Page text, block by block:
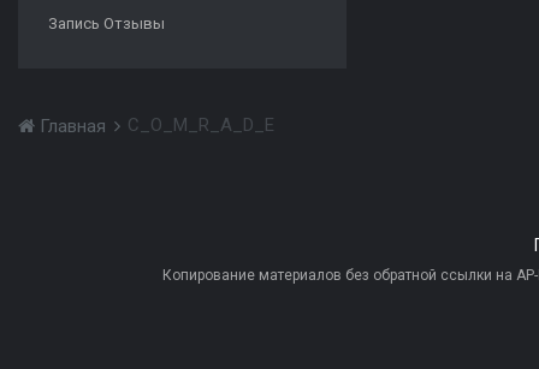
Запись Отзывы
Главная C_O_M_R_A_D_E
Копирование материалов без обратной ссылки на